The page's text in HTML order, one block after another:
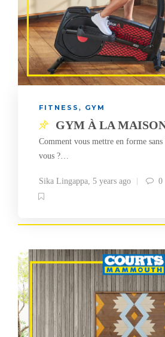
FITNESS , GYM
GYM À LA
Comment vous mettre en forme sans
vous ?…
Sika Lingappa, 5 years ago 0